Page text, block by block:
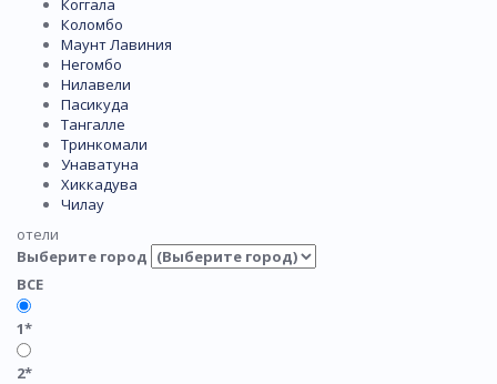
Коломбо
Маунт Лавиния
Негомбо
Нилавели
Пасикуда
Тангалле
Тринкомали
Унаватуна
Хиккадува
Чилау
отели
Выберите город
ВСЕ
1*
2*